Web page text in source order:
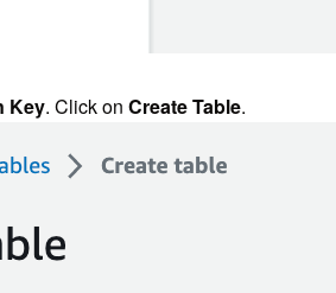
Key. Click on Create Table.